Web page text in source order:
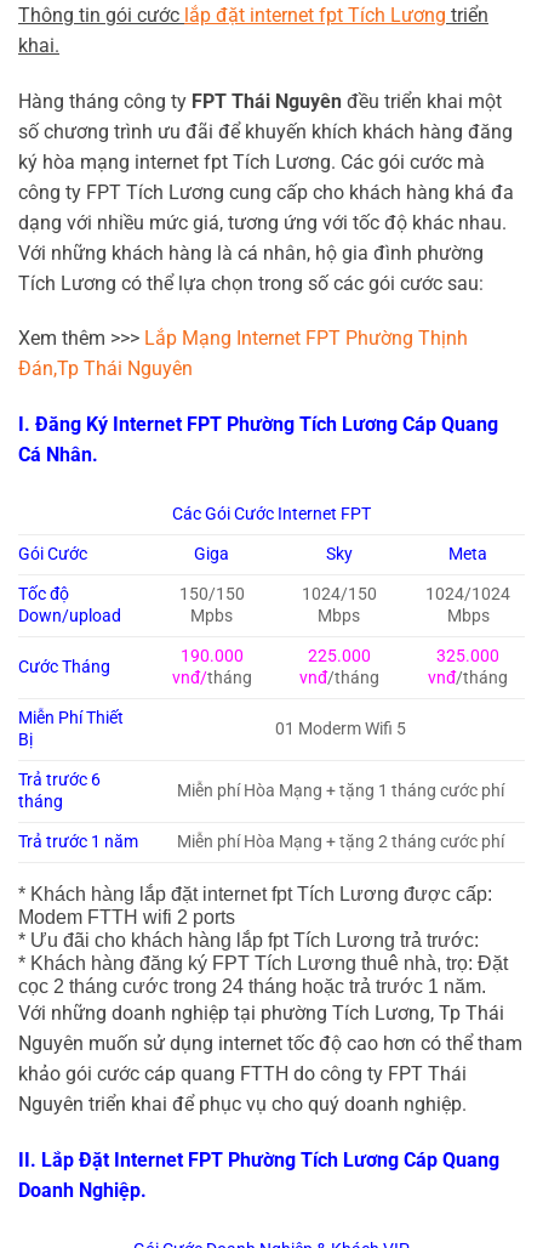
Thông tin gói cước lắp đặt internet fpt Tích Lương triển
khai.
Hàng tháng công ty FPT Thái Nguyên đều triển khai một
số chương trình ưu đãi để khuyến khích khách hàng đăng
ký hòa mạng internet fpt Tích Lương. Các gói cước mà
công ty FPT Tích Lương cung cấp cho khách hàng khá đa
dạng với nhiều mức giá, tương ứng với tốc độ khác nhau.
Với những khách hàng là cá nhân, hộ gia đình phường
Tích Lương có thể lựa chọn trong số các gói cước sau:
Xem thêm >>> Lắp Mạng Internet FPT Phường Thịnh
Đán,Tp Thái Nguyên
I. Đăng Ký Internet FPT Phường Tích Lương Cáp Quang
Cá Nhân.
Các Gói Cước Internet FPT
Gói Cước
Giga Sky
Meta
Tốc độ
Down/upload
150/150
Mpbs
1024/150
Mbps
1024/1024
Mbps
Cước Tháng
190.000
vnđ/tháng
225.000
vnđ/tháng
325.000
vnđ/tháng
Miễn Phí Thiết
Bị
01 Moderm Wifi 5
Trả trước 6
tháng
Miễn phí Hòa Mạng + tặng 1 tháng cước phí
Trả trước 1 năm Miễn phí Hòa Mạng + tặng 2 tháng cước phí
* Khách hàng lắp đặt internet fpt Tích Lương được cấp:
Modem FTTH wifi 2 ports
* Ưu đãi cho khách hàng lắp fpt Tích Lương trả trước:
* Khách hàng đăng ký FPT Tích Lương thuê nhà, trọ: Đặt
cọc 2 tháng cước trong 24 tháng hoặc trả trước 1 năm.
Với những doanh nghiệp tại phường Tích Lương, Tp Thái
Nguyên muốn sử dụng internet tốc độ cao hơn có thể tham
khảo gói cước cáp quang FTTH do công ty FPT Thái
Nguyên triển khai để phục vụ cho quý doanh nghiệp.
II. Lắp Đặt Internet FPT Phường Tích Lương Cáp Quang
Doanh Nghiệp.